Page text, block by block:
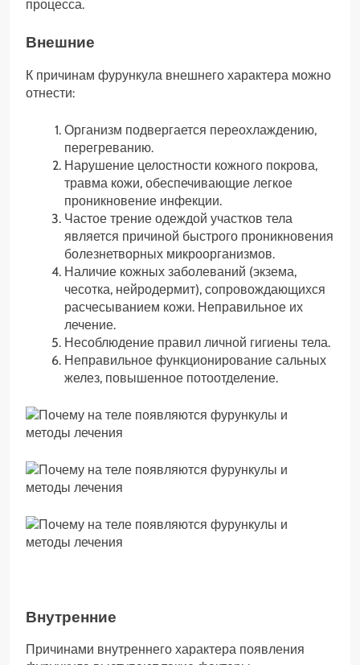
процесса.
Внешние
К причинам фурункула внешнего характера можно
отнести:
Организм подвергается переохлаждению,
перегреванию.
Нарушение целостности кожного покрова,
травма кожи, обеспечивающие легкое
проникновение инфекции.
Частое трение одеждой участков тела
является причиной быстрого проникновения
болезнетворных микроорганизмов.
Наличие кожных заболеваний (экзема,
чесотка, нейродермит), сопровождающихся
расчесыванием кожи. Неправильное их
лечение.
Несоблюдение правил личной гигиены тела.
Неправильное функционирование сальных
желез, повышенное потоотделение.
Внутренние
Причинами внутреннего характера появления